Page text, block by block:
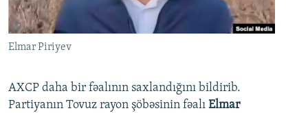
Elmar Piriyev
AXCP daha bir fəalının saxlandığını bildirib.
Partiyanın Tovuz rayon şöbəsinin fəalı Elmar